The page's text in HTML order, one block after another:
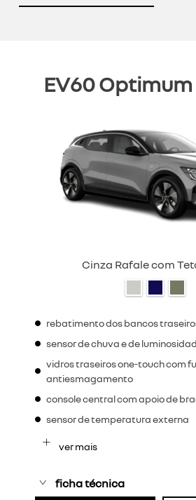
EV60
Cinza Rafale com
rebatimento dos bancos
sensor de chuva e de
vidros traseiros one-touch com
antiesmagamento
console central com apoio de
sensor de temperatura externa
ver mais
ficha técnica